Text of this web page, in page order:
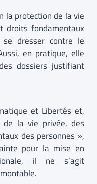
la protection de la vie
droits fondamentaux
se dresser contre le
en pratique, elle
dossiers justifiant
et Libertés et,
la vie privée, des
des personnes »,
pour la mise en
il ne s’agit